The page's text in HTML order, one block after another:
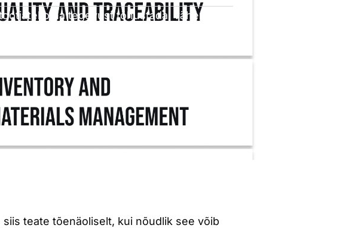
oma tegevust tõhustada, vähendada
teate tõenäoliselt, kui nõudlik see võib